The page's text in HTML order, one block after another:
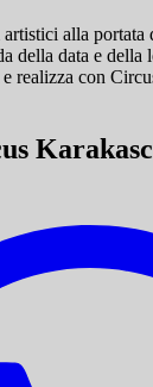
alla
della data e della
realizza con